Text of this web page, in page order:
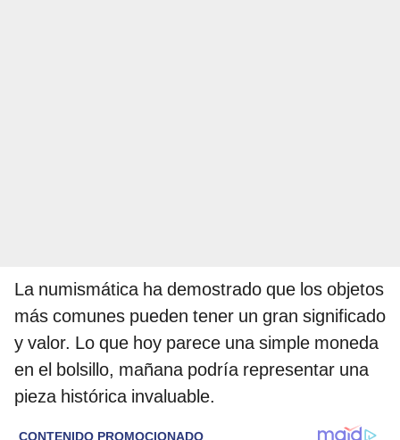
La numismática ha demostrado que los objetos
más comunes pueden tener un gran significado
y valor. Lo que hoy parece una simple moneda
en el bolsillo, mañana podría representar una
pieza histórica invaluable.